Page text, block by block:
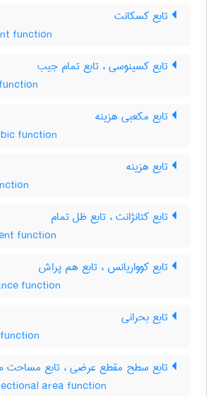
تابع کسکانت
function
تابع کسینوسی ، تابع تمام جیب
تابع مکعبی هزینه
function
تابع هزینه
تابع کتانژانت ، تابع ظل تمام
function
تابع کوواریانس ، تابع هم پراش
function
تابع بحرانی
تابع سطح مقطع عرضی ، تابع
area function